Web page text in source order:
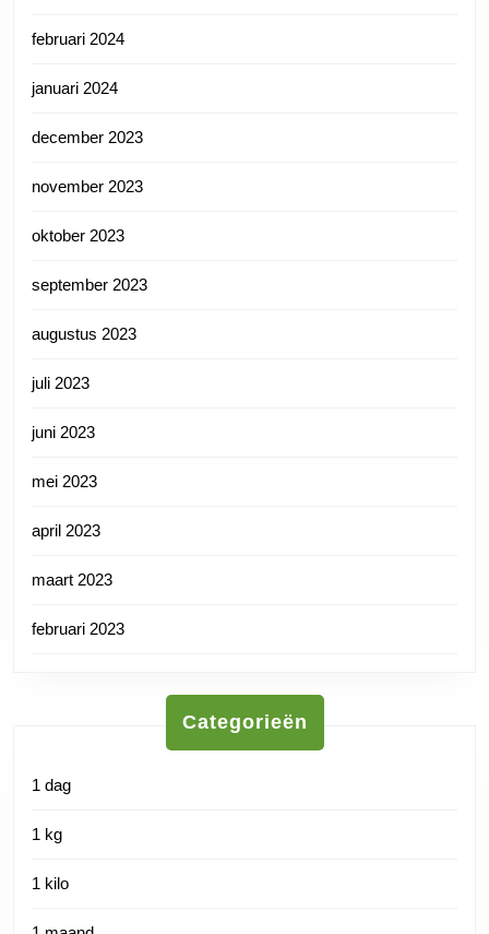
februari 2024
januari 2024
december 2023
november 2023
oktober 2023
september 2023
augustus 2023
juli 2023
juni 2023
mei 2023
april 2023
maart 2023
februari 2023
Categorieën
1 dag
1 kg
1 kilo